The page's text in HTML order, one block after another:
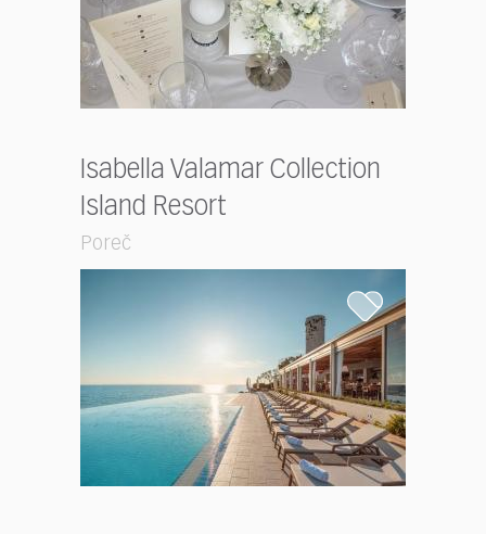
Isabella Valamar Collection
Island Resort
Poreč